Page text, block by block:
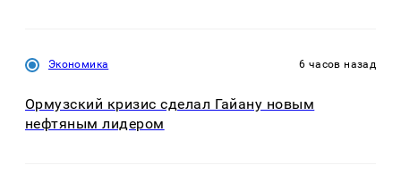
Экономика 6 часов назад
Ормузский кризис сделал Гайану новым
нефтяным лидером